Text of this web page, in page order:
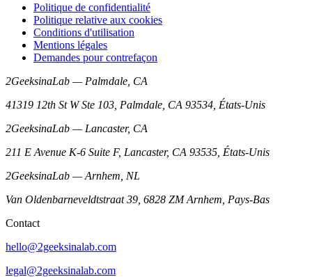
Politique de confidentialité
Politique relative aux cookies
Conditions d'utilisation
Mentions légales
Demandes pour contrefaçon
2GeeksinaLab — Palmdale, CA
41319 12th St W Ste 103, Palmdale, CA 93534, États-Unis
2GeeksinaLab — Lancaster, CA
211 E Avenue K-6 Suite F, Lancaster, CA 93535, États-Unis
2GeeksinaLab — Arnhem, NL
Van Oldenbarneveldtstraat 39, 6828 ZM Arnhem, Pays-Bas
Contact
hello@2geeksinalab.com
legal@2geeksinalab.com